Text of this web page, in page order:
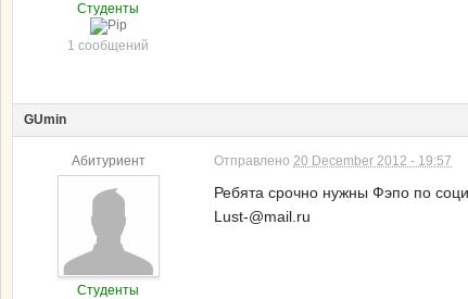
Студенты
1 сообщений
GUmin
Абитуриент
Студенты
Отправлено 20 December 2012 - 19:57
Ребята срочно нужны Фэпо по
Lust-@mail.ru